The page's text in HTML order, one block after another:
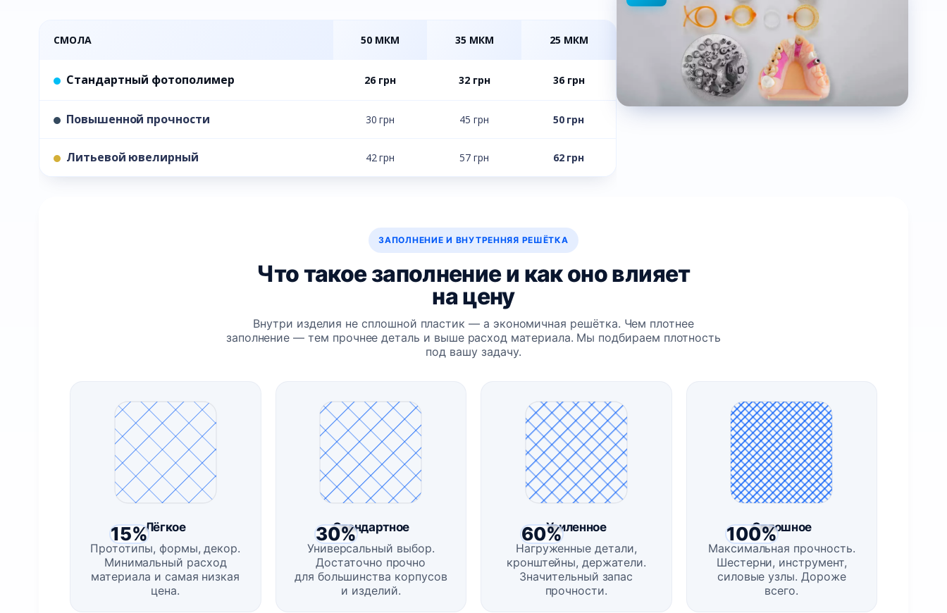
СМОЛА 50 МКМ 35 МКМ 25 МКМ
Стандартный фотополимер 26 грн 32 грн 36 грн
Повышенной прочности 30 грн 45 грн 50 грн
Литьевой ювелирный 42 грн 57 грн 62 грн
ЗАПОЛНЕНИЕ И ВНУТРЕННЯЯ РЕШЁТКА
Что такое заполнение и как оно влияет
на цену
Внутри изделия не сплошной пластик — а экономичная решётка. Чем плотнее
заполнение — тем прочнее деталь и выше расход материала. Мы подбираем плотность
под вашу задачу.
15%Лёгкое
Прототипы, формы, декор.
Минимальный расход
материала и самая низкая
цена.
30%
Стандартное
Универсальный выбор.
Достаточно прочно
для большинства корпусов
и изделий.
60%Усиленное
Нагруженные детали,
кронштейны, держатели.
Значительный запас
прочности.
100%Сплошное
Максимальная прочность.
Шестерни, инструмент,
силовые узлы. Дороже
всего.